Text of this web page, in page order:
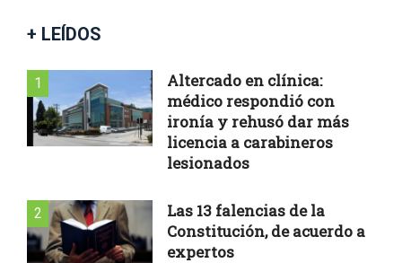
+ LEÍDOS
1
Altercado en clínica:
médico respondió con
ironía y rehusó dar más
licencia a carabineros
lesionados
2
Las 13 falencias de la
Constitución, de acuerdo a
expertos